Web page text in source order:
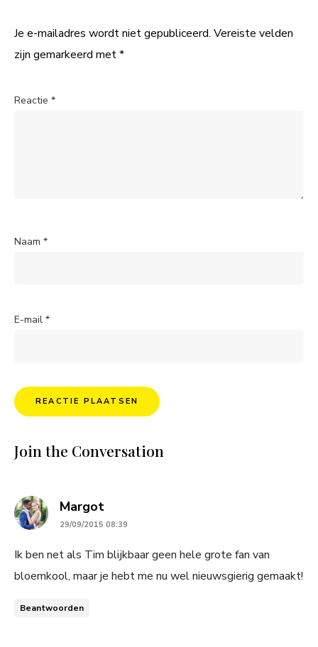
Je e-mailadres wordt niet gepubliceerd. Vereiste velden
zijn gemarkeerd met*
Reactie *
Naam *
E-mail *
Join the Conversation
Margotsays:
29/09/2015 08:39
Ik ben net als Tim blijkbaar geen hele grote fan van
bloemkool, maar je hebt me nu wel nieuwsgierig gemaakt!
Beantwoorden